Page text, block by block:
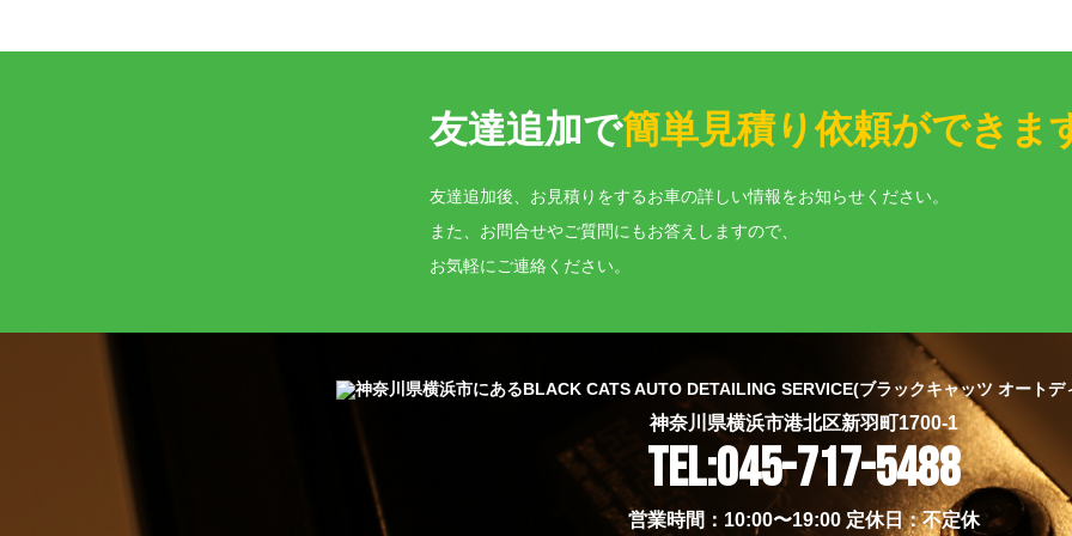
友達追加で簡単見積り依頼ができま
友達追加後、お見積りをするお車の詳しい情報をお知らせください。
また、お問合せやご質問にもお答えしますので、
お気軽にご連絡ください。
神奈川県横浜市港北区新羽町1700-1
TEL:045-717-5488
営業時間：10:00〜19:00 定休日：不定休